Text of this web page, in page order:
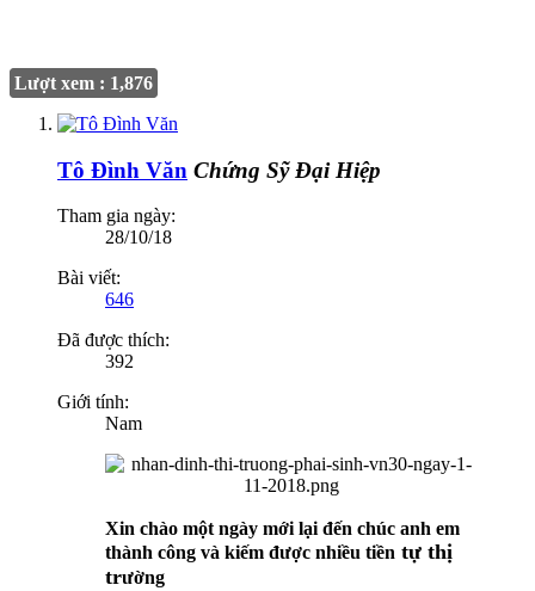
Lượt xem : 1,876
Tô Đình Văn Chứng Sỹ Đại Hiệp
Tham gia ngày:
28/10/18
Bài viết:
646
Đã được thích:
392
Giới tính:
Nam
Xin chào một ngày mới lại đến chúc anh em
thành công và kiếm được nhiều tiền tự thị
trường